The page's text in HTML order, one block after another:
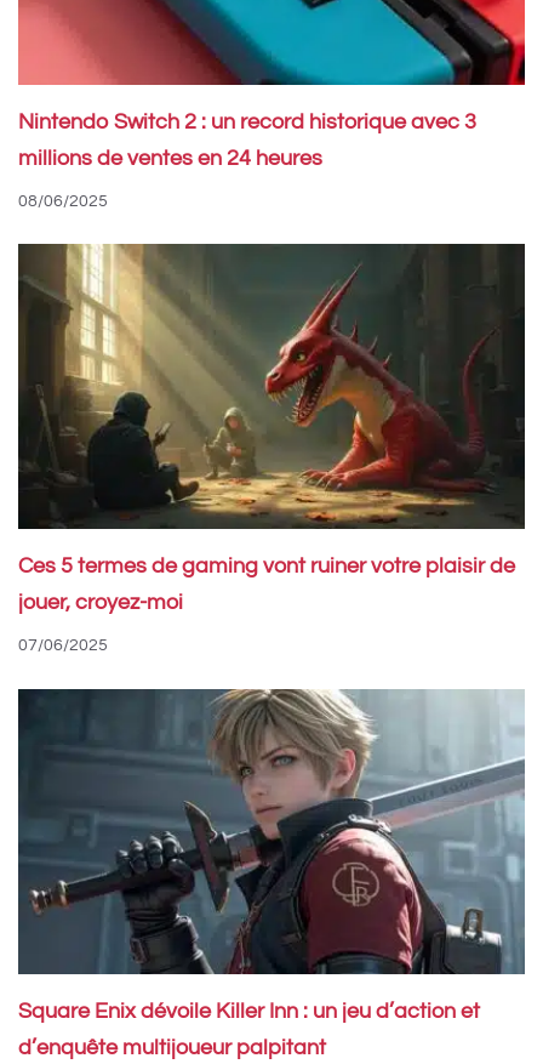
Nintendo Switch 2 : un record historique avec 3
millions de ventes en 24 heures
08/06/2025
Ces 5 termes de gaming vont ruiner votre plaisir de
jouer, croyez-moi
07/06/2025
Square Enix dévoile Killer Inn : un jeu d’action et
d’enquête multijoueur palpitant